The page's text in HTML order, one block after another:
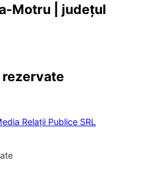
Motru | județul
Relații Publice SRL